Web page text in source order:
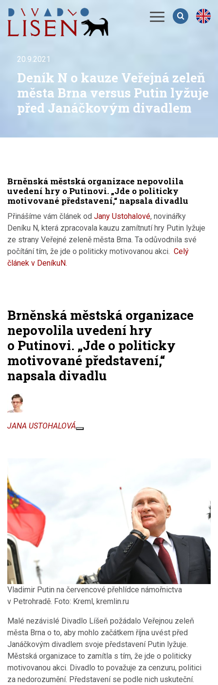
Menu
20.9.2021
Deník N o kauze Veřejná zeleň
města Brna versus Putin lyžuje
před Janáčkovým divadlem
Brněnská městská organizace nepovolila
uvedení hry o Putinovi. „Jde o politicky
motivované představení,“ napsala divadlu
Přinášíme vám článek od Jany Ustohalové, novinářky
Deníku N, která zpracovala kauzu zamítnutí hry Putin lyžuje
ze strany Veřejné zeleně města Brna. Ta odůvodnila své
počítání tím, že jde o politicky motivovanou akci. Celý
článek v DeníkuN.
Brněnská městská organizace
nepovolila uvedení hry
o Putinovi. „Jde o politicky
motivované představení,“
napsala divadlu
JANA USTOHALOVÁ
Vladimir Putin na červencové přehlídce námořnictva
v Petrohradě. Foto: Kreml, kremlin.ru
Malé nezávislé Divadlo Líšeň požádalo Veřejnou zeleň
města Brna o to, aby mohlo začátkem října uvést před
Janáčkovým divadlem svoje představení Putin lyžuje.
Městská organizace to zamítla s tím, že jde o politicky
motivovanou akci. Divadlo to považuje za cenzuru, politici
za nedorozumění. Představení se podle nich uskuteční.